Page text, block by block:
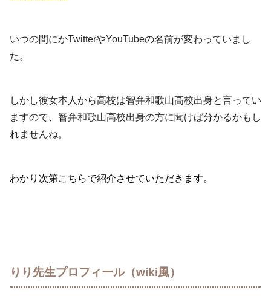
いつの間にかTwitterやYouTubeの名前が変わっていまし
た。
しかし彼女本人から高校は智弁和歌山高校出身と言ってい
ますので、智弁和歌山高校出身の方に聞けば分かるかもし
れませんね。
わかり次第こちらで紹介させていただきます。
りり先生プロフィール（wiki風）